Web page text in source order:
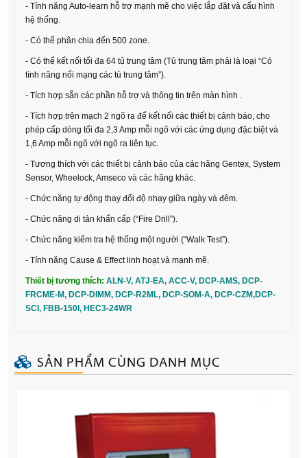
- Tính năng Auto-learn hỗ trợ mạnh mẽ cho việc lắp đặt và cấu hình
hệ thống.
- Có thể phân chia đến 500 zone.
- Có thể kết nối tối đa 64 tủ trung tâm (Tủ trung tâm phải là loại “Có
tính năng nối mạng các tủ trung tâm”).
- Tích hợp sẵn các phần hỗ trợ và thông tin trên màn hình .
- Tích hợp trên mạch 2 ngõ ra để kết nối các thiết bị cảnh báo, cho
phép cấp dòng tối đa 2,3 Amp mỗi ngõ với các ứng dụng đặc biệt và
1,6 Amp mỗi ngõ với ngõ ra liên tục.
- Tương thích với các thiết bị cảnh báo của các hãng Gentex, System
Sensor, Wheelock, Amseco và các hãng khác.
- Chức năng tự động thay đổi độ nhạy giữa ngày và đêm.
- Chức năng di tản khẩn cấp (“Fire Drill”).
- Chức năng kiểm tra hệ thống một người (“Walk Test”).
- Tính năng Cause & Effect linh hoạt và mạnh mẽ.
Thiết bị tương thích:ALN-V,ATJ-EA,ACC-V,DCP-AMS,DCP-
FRCME-M,DCP-DIMM,DCP-R2ML,DCP-SOM-A,DCP-CZM,DCP-
SCI,FBB-150I,HEC3-24WR
SẢN PHẨM CÙNG DANH MỤC